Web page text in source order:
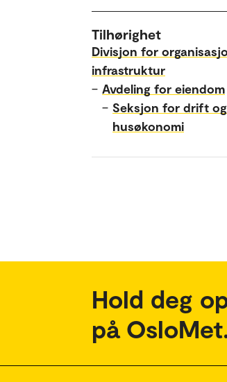
Tilhørighet
Divisjon for
infrastruktur
– Avdeling for eiendom
– Seksjon for drift og
husøkonomi
Hold deg
på